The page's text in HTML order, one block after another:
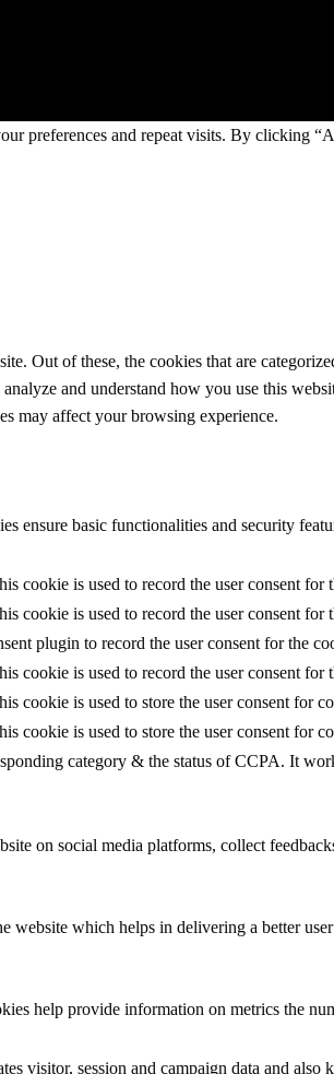
preferences and repeat visits. By clicking
Out of these, the cookies that are
and understand how you use this
may affect your browsing experience.
ensure basic functionalities and security
cookie is used to record the user consent
cookie is used to record the user consent
plugin to record the user consent for the
cookie is used to record the user consent for
cookie is used to store the user consent for
cookie is used to store the user consent for
category & the status of CCPA. It
on social media platforms, collect
website which helps in delivering a better
help provide information on metrics the
visitor, session and campaign data and also